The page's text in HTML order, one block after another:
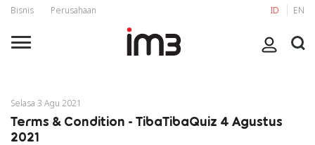
Bisnis Perusahaan ID EN
Selasa 3 Agu 2021
Terms & Condition - TibaTibaQuiz 4 Agustus
2021